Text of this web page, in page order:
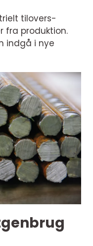
tilovers-
fra produktion.
indgå i nye